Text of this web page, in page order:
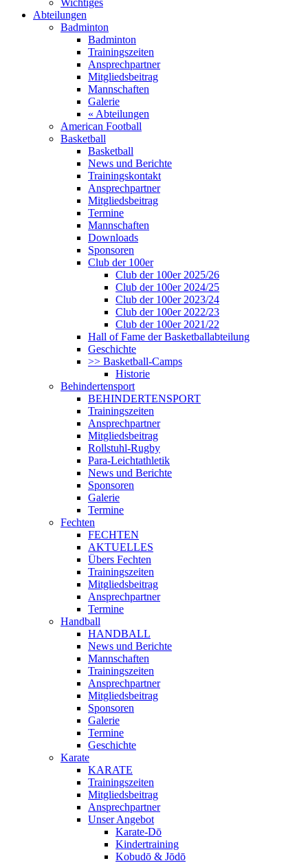
Wichtiges
Abteilungen
Badminton
Badminton
Trainingszeiten
Ansprechpartner
Mitgliedsbeitrag
Mannschaften
Galerie
« Abteilungen
American Football
Basketball
Basketball
News und Berichte
Trainingskontakt
Ansprechpartner
Mitgliedsbeitrag
Termine
Mannschaften
Downloads
Sponsoren
Club der 100er
Club der 100er 2025/26
Club der 100er 2024/25
Club der 100er 2023/24
Club der 100er 2022/23
Club der 100er 2021/22
Hall of Fame der Basketballabteilung
Geschichte
>> Basketball-Camps
Historie
Behindertensport
BEHINDERTENSPORT
Trainingszeiten
Ansprechpartner
Mitgliedsbeitrag
Rollstuhl-Rugby
Para-Leichtathletik
News und Berichte
Sponsoren
Galerie
Termine
Fechten
FECHTEN
AKTUELLES
Übers Fechten
Trainingszeiten
Mitgliedsbeitrag
Ansprechpartner
Termine
Handball
HANDBALL
News und Berichte
Mannschaften
Trainingszeiten
Ansprechpartner
Mitgliedsbeitrag
Sponsoren
Galerie
Termine
Geschichte
Karate
KARATE
Trainingszeiten
Mitgliedsbeitrag
Ansprechpartner
Unser Angebot
Karate-Dō
Kindertraining
Kobudō & Jōdō